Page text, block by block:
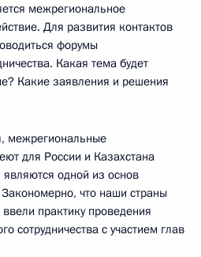
межрегиональное
Для развития контактов
форумы
Какая тема будет
Какие заявления и решения
межрегиональные
для России и Казахстана
одной из основ
что наши страны
практику проведения
сотрудничества с участием глав